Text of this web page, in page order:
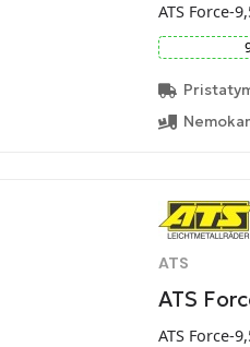
ATS Force-
ATS
ATS
ATS Force-